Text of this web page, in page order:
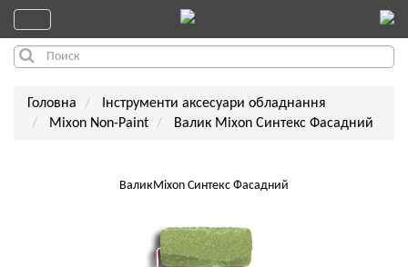
Головна
Інструменти аксесуари обладнання
Mixon Non-Paint
Валик Mixon Синтекс Фасадний
ВаликMixon Синтекс Фасадний